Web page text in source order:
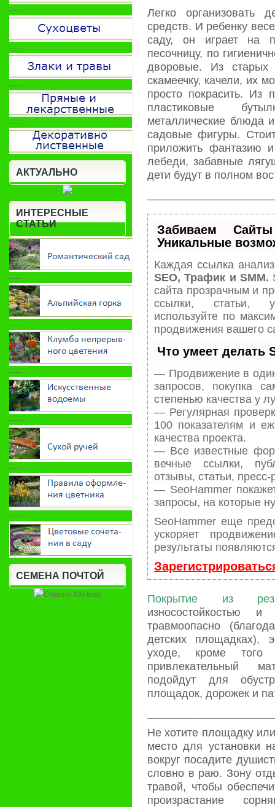
-----
-----
-----
-----
АКТУАЛЬНО
ИНТЕРЕСНЫЕ
СТАТЬИ
-----
-----
-----
-----
-----
-----
СЕМЕНА ПОЧТОЙ
Легко организовать
средств. И ребенку
саду, он играет на
песочницу, по
дворовые. Из старых
скамеечку, качели, их
просто покрасить. Из
пластиковые
металлические блюда
садовые фигуры.
приложить фантазию
лебеди, забавные
дети будут в полном
Забиваем
Уникальные
Каждая ссылка
SEO, Трафик и SMM.
сайта прозрачным и
ссылки, статьи,
используйте по
продвижения вашего
Что умеет делать
— Продвижение в
запросов, покупка
степенью качества у
— Регулярная
100 показателям и
качества проекта.
— Все известные
вечные ссылки,
отзывы, статьи,
— SeoHammer
запросы, на которые
SeoHammer еще
ускоряет
результаты
Покрытие из
износостойкостью
травмоопасно
детских площадках),
уходе, кроме
привлекательный
подойдут для
площадок, дорожек и
Не хотите площадку
место для установки
вокруг посадите
словно в раю. Зону
травой, чтобы
произрастание